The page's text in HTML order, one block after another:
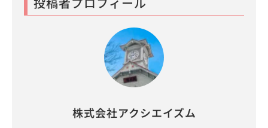
株式会社アクシエイズム